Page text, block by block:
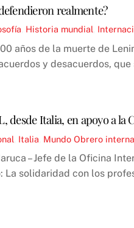
realmente?
Historia mundial
años de la muerte de
y desacuerdos,
desde Italia, en apoyo a la
Italia Mundo Obrero
– Jefe de la Oficina
La solidaridad con los